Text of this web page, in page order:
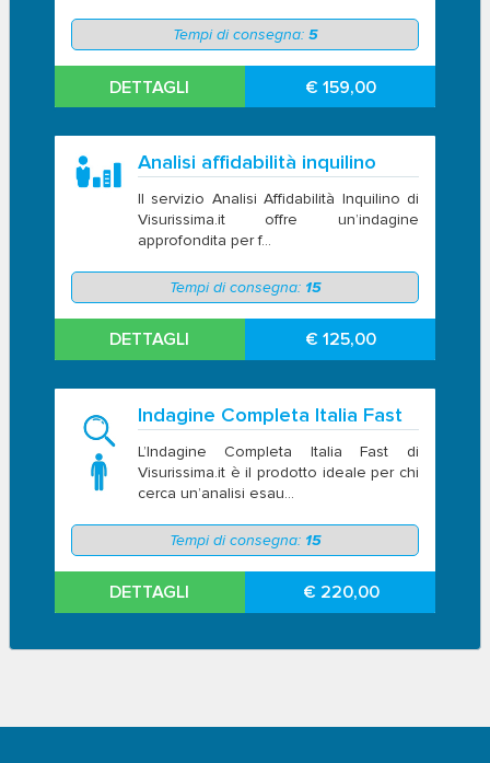
Tempi di consegna: 5
DETTAGLI € 159,00
Analisi affidabilità inquilino
Il servizio Analisi Affidabilità Inquilino di
Visurissima.it offre un’indagine
approfondita per f...
Tempi di consegna: 15
DETTAGLI € 125,00
Indagine Completa Italia Fast
L’Indagine Completa Italia Fast di
Visurissima.it è il prodotto ideale per chi
cerca un’analisi esau...
Tempi di consegna: 15
DETTAGLI € 220,00